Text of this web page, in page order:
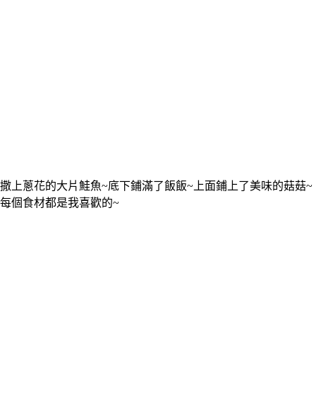
撒上蔥花的大片鮭魚~底下鋪滿了飯飯~上面鋪上了美味的菇菇~
每個食材都是我喜歡的~